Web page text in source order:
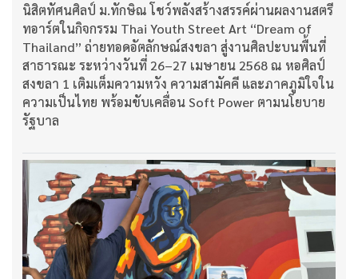
นิสิตทัศนศิลป์ ม.ทักษิณ โชว์พลังสร้างสรรค์ผ่านผลงานสตรี
ทอาร์ตในกิจกรรม Thai Youth Street Art “Dream of
Thailand” ถ่ายทอดอัตลักษณ์สงขลา สู่งานศิลปะบนพื้นที่
สาธารณะ ระหว่างวันที่ 26–27 เมษายน 2568 ณ หอศิลป์
สงขลา 1 เติมเต็มความหวัง ความสามัคคี และภาคภูมิใจใน
ความเป็นไทย พร้อมขับเคลื่อน Soft Power ตามนโยบาย
รัฐบาล